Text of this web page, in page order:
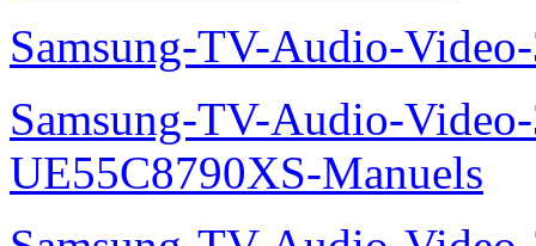
Samsung-TV-Audio-
Samsung-TV-Audio-
UE55C8790XS-Manuels